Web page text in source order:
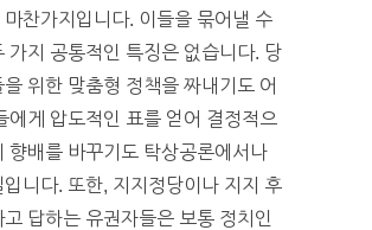
마찬가지입니다. 이들을 묶어낼 수
가지 공통적인 특징은 없습니다. 당
을 위한 맞춤형 정책을 짜내기도 어
에게 압도적인 표를 얻어 결정적으
향배를 바꾸기도 탁상공론에서나
입니다. 또한, 지지정당이나 지지 후
고 답하는 유권자들은 보통 정치인